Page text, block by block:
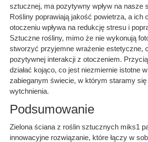
sztucznej, ma pozytywny wpływ na nasze
Rośliny poprawiają jakość powietrza, a ich
otoczeniu wpływa na redukcję stresu i
Sztuczne rośliny, mimo że nie wykonują
stworzyć przyjemne wrażenie estetyczne,
pozytywnej interakcji z otoczeniem.
działać kojąco, co jest niezmiernie istotne
zabieganym świecie, w którym staramy
wytchnienia.
Podsumowanie
Zielona ściana z roślin sztucznych miks1
innowacyjne rozwiązanie, które łączy w